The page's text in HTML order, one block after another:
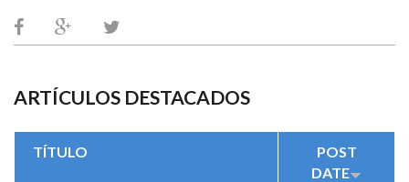
ARTÍCULOS DESTACADOS
TÍTULO
POST
DATE